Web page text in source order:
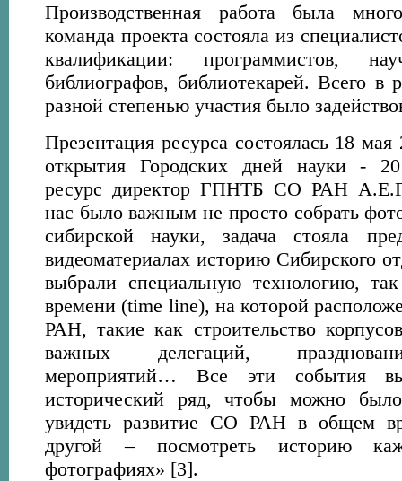
Производственная работа была
команда проекта состояла из
квалификации: программистов,
библиографов, библиотекарей. Всего в
разной степенью участия было
Презентация ресурса состоялась 18
открытия Городских дней науки -
ресурс директор ГПНТБ СО РАН
нас было важным не просто собрать
сибирской науки, задача стояла
видеоматериалах историю Сибирского
выбрали специальную технологию,
времени (time line), на которой
РАН, такие как строительство
важных делегаций,
мероприятий… Все эти события
исторический ряд, чтобы можно
увидеть развитие СО РАН в общем
другой – посмотреть историю
фотографиях» [3].